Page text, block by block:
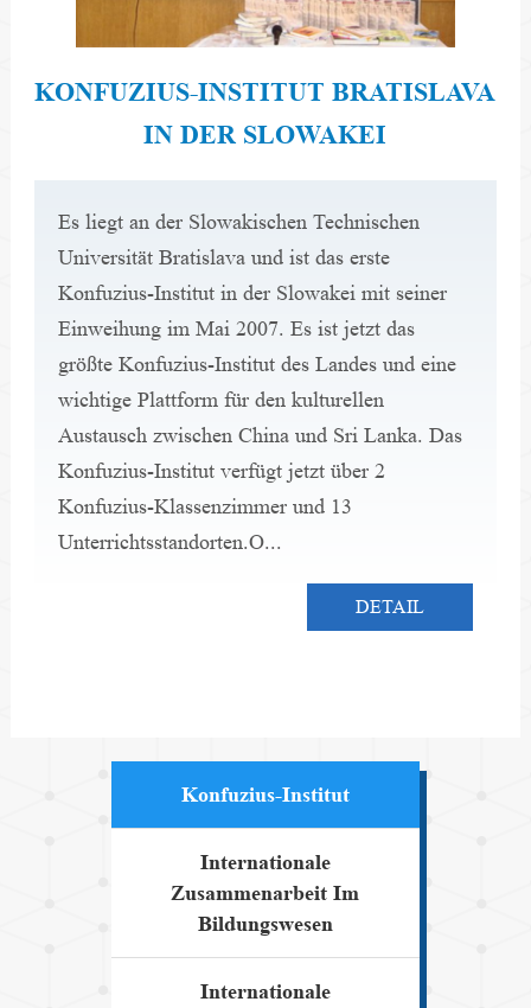
KONFUZIUS-INSTITUT BRATISLAVA
IN DER SLOWAKEI
Es liegt an der Slowakischen Technischen
Universität Bratislava und ist das erste
Konfuzius-Institut in der Slowakei mit seiner
Einweihung im Mai 2007. Es ist jetzt das
größte Konfuzius-Institut des Landes und eine
wichtige Plattform für den kulturellen
Austausch zwischen China und Sri Lanka. Das
Konfuzius-Institut verfügt jetzt über 2
Konfuzius-Klassenzimmer und 13
Unterrichtsstandorten.O...
DETAIL
Konfuzius-Institut
Internationale
Zusammenarbeit Im
Bildungswesen
Internationale